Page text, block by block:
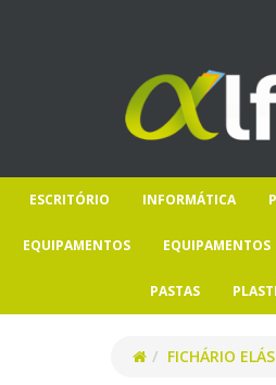
ESCRITÓRIO INFORMÁTICA
EQUIPAMENTOS EQUIPAMENTOS
PASTAS
FICHÁRIO